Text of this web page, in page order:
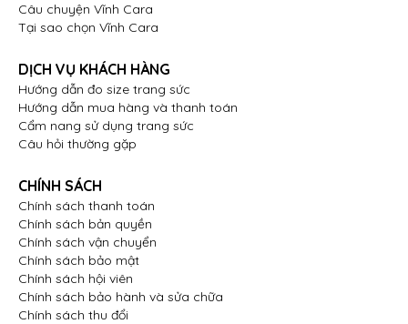
Câu chuyện Vĩnh Cara
Tại sao chọn Vĩnh Cara
DỊCH VỤ KHÁCH HÀNG
Hướng dẫn đo size trang sức
Hướng dẫn mua hàng và thanh toán
Cẩm nang sử dụng trang sức
Câu hỏi thường gặp
CHÍNH SÁCH
Chính sách thanh toán
Chính sách bản quyền
Chính sách vận chuyển
Chính sách bảo mật
Chính sách hội viên
Chính sách bảo hành và sửa chữa
Chính sách thu đổi